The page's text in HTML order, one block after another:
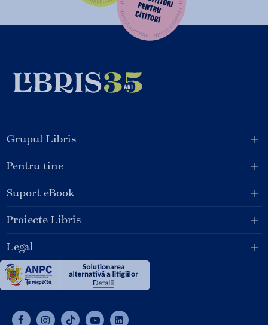
Grupul Libris
Pentru tine
Suport eBook
Proiecte Libris
Legal